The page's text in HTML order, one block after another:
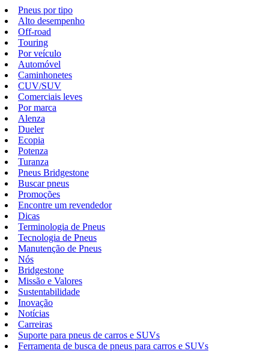
Pneus por tipo
Alto desempenho
Off-road
Touring
Por veículo
Automóvel
Caminhonetes
CUV/SUV
Comerciais leves
Por marca
Alenza
Dueler
Ecopia
Potenza
Turanza
Pneus Bridgestone
Buscar pneus
Promoções
Encontre um revendedor
Dicas
Terminologia de Pneus
Tecnologia de Pneus
Manutenção de Pneus
Nós
Bridgestone
Missão e Valores
Sustentabilidade
Inovação
Notícias
Carreiras
Suporte para pneus de carros e SUVs
Ferramenta de busca de pneus para carros e SUVs